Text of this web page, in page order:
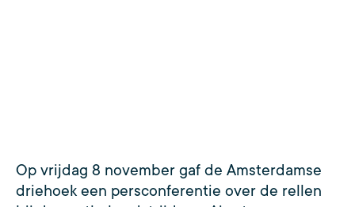
Op vrijdag 8 november gaf de Amsterdamse
driehoek een persconferentie over de rellen